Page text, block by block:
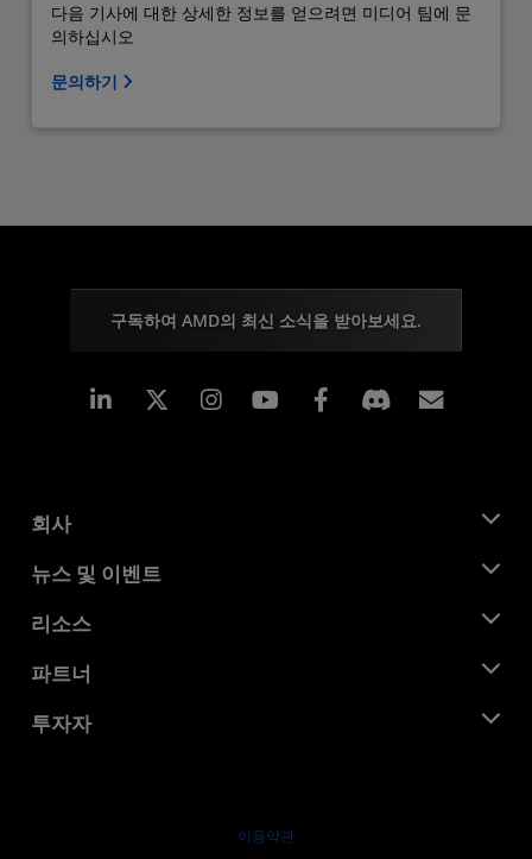
다음 기사에 대한 상세한 정보를 얻으려면 미디어 팀에 문
의하십시오
문의하기
구독하여 AMD의 최신 소식을 받아보세요.
Linkedin Instagram Facebook
회사
AMD 소개
기업의 사회적 책임
채용
문의하기
뉴스 및 이벤트
뉴스룸
미디어 라이브러리
리소스
개발자 센트럴
사례 연구
파트너
AMD 파트너 허브
투자자
이용약관